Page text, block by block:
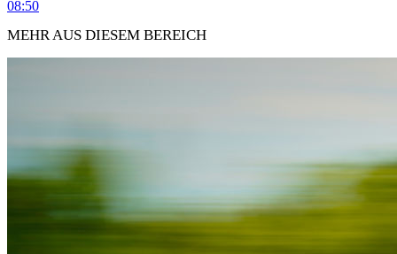
08:50
MEHR AUS DIESEM BEREICH